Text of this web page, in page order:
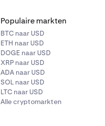
Populaire markten
BTC naar USD
ETH naar USD
DOGE naar USD
XRP naar USD
ADA naar USD
SOL naar USD
LTC naar USD
Alle cryptomarkten